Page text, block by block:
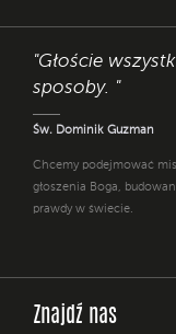
"Głoście
sposoby. "
Św. Dominik Guzman
Chcemy podejmować
głoszenia Boga,
prawdy w świecie.
Znajdź nas